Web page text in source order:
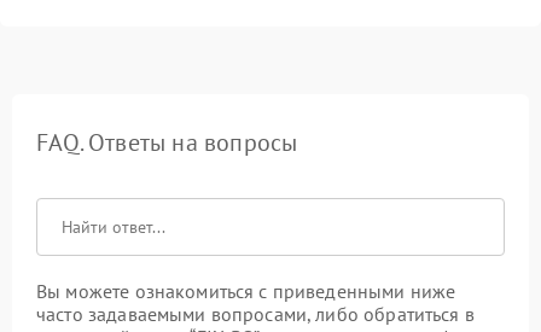
FAQ. Ответы на вопросы
Вы можете ознакомиться с приведенными ниже
часто задаваемыми вопросами, либо обратиться в